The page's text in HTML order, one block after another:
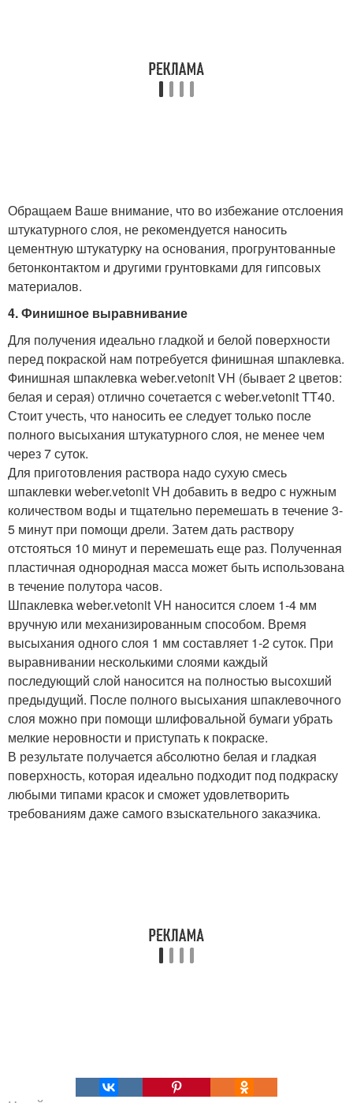
Обращаем Ваше внимание, что во избежание отслоения
штукатурного слоя, не рекомендуется наносить
цементную штукатурку на основания, прогрунтованные
бетонконтактом и другими грунтовками для гипсовых
материалов.
4. Финишное выравнивание
Для получения идеально гладкой и белой поверхности
перед покраской нам потребуется финишная шпаклевка.
Финишная шпаклевка weber.vetonit VH (бывает 2 цветов:
белая и серая) отлично сочетается с weber.vetonit TT40.
Стоит учесть, что наносить ее следует только после
полного высыхания штукатурного слоя, не менее чем
через 7 суток.
Для приготовления раствора надо сухую смесь
шпаклевки weber.vetonit VH добавить в ведро с нужным
количеством воды и тщательно перемешать в течение 3-
5 минут при помощи дрели. Затем дать раствору
отстояться 10 минут и перемешать еще раз. Полученная
пластичная однородная масса может быть использована
в течение полутора часов.
Шпаклевка weber.vetonit VH наносится слоем 1-4 мм
вручную или механизированным способом. Время
высыхания одного слоя 1 мм составляет 1-2 суток. При
выравнивании несколькими слоями каждый
последующий слой наносится на полностью высохший
предыдущий. После полного высыхания шпаклевочного
слоя можно при помощи шлифовальной бумаги убрать
мелкие неровности и приступать к покраске.
В результате получается абсолютно белая и гладкая
поверхность, которая идеально подходит под подкраску
любыми типами красок и сможет удовлетворить
требованиям даже самого взыскательного заказчика.